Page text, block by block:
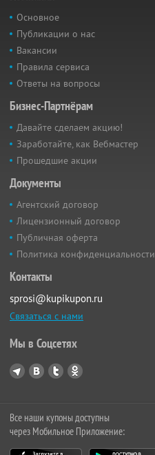
Основное
Публикации о нас
Вакансии
Правила сервиса
Ответы на вопросы
Бизнес-Партнёрам
Давайте сделаем акцию!
Заработайте, как Вебмастер
Прошедшие акции
Документы
Агентский договор
Лицензионный договор
Публичная оферта
Политика конфиденциальности
Контакты
sprosi@kupikupon.ru
Связаться с нами
Мы в Соцсетях
Все наши купоны доступны
через Мобильное Приложение: